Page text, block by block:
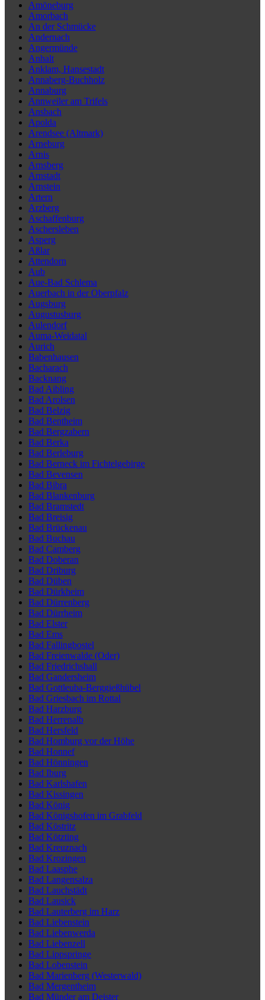
Amöneburg
Amorbach
An der Schmücke
Andernach
Angermünde
Anhalt
Anklam, Hansestadt
Annaberg-Buchholz
Annaburg
Annweiler am Trifels
Ansbach
Apolda
Arendsee (Altmark)
Arneburg
Arnis
Arnsberg
Arnstadt
Arnstein
Artern
Arzberg
Aschaffenburg
Aschersleben
Asperg
Aßlar
Attendorn
Aub
Aue-Bad Schlema
Auerbach in der Oberpfalz
Augsburg
Augustusburg
Aulendorf
Auma-Weidatal
Aurich
Babenhausen
Bacharach
Backnang
Bad Aibling
Bad Arolsen
Bad Belzig
Bad Bentheim
Bad Bergzabern
Bad Berka
Bad Berleburg
Bad Berneck im Fichtelgebirge
Bad Bevensen
Bad Bibra
Bad Blankenburg
Bad Bramstedt
Bad Breisig
Bad Brückenau
Bad Buchau
Bad Camberg
Bad Doberan
Bad Driburg
Bad Düben
Bad Dürkheim
Bad Dürrenberg
Bad Dürrheim
Bad Elster
Bad Ems
Bad Fallingbostel
Bad Freienwalde (Oder)
Bad Friedrichshall
Bad Gandersheim
Bad Gottleuba-Berggießhübel
Bad Griesbach im Rottal
Bad Harzburg
Bad Herrenalb
Bad Hersfeld
Bad Homburg vor der Höhe
Bad Honnef
Bad Hönningen
Bad Iburg
Bad Karlshafen
Bad Kissingen
Bad König
Bad Königshofen im Grabfeld
Bad Köstritz
Bad Kötzting
Bad Kreuznach
Bad Krozingen
Bad Laasphe
Bad Langensalza
Bad Lauchstädt
Bad Lausick
Bad Lauterberg im Harz
Bad Liebenstein
Bad Liebenwerda
Bad Liebenzell
Bad Lippspringe
Bad Lobenstein
Bad Marienberg (Westerwald)
Bad Mergentheim
Bad Münder am Deister